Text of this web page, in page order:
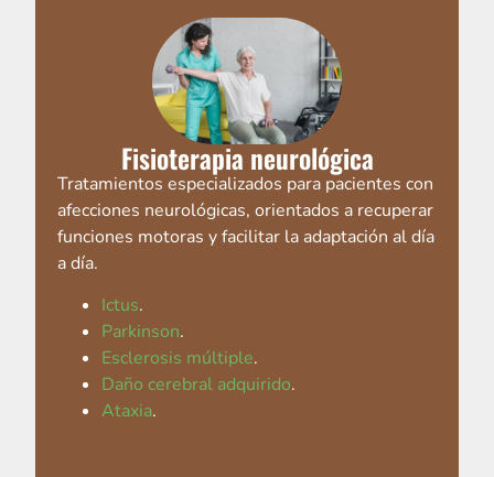
Fisioterapia neurológica
Tratamientos especializados para pacientes con
afecciones neurológicas, orientados a recuperar
funciones motoras y facilitar la adaptación al día
a día.
Ictus.
Parkinson.
Esclerosis múltiple.
Daño cerebral adquirido.
Ataxia.